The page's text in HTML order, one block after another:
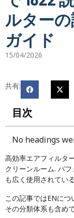
ルター
ガイド
15/04/2026
共有:
目次
No headings
高効率エアフィルタ
クリーンルーム. パ
も広く使用されてい
この記事ではENに
その分類体系も含め